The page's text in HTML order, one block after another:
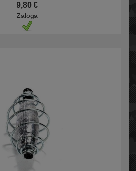
9,80 €
Zaloga